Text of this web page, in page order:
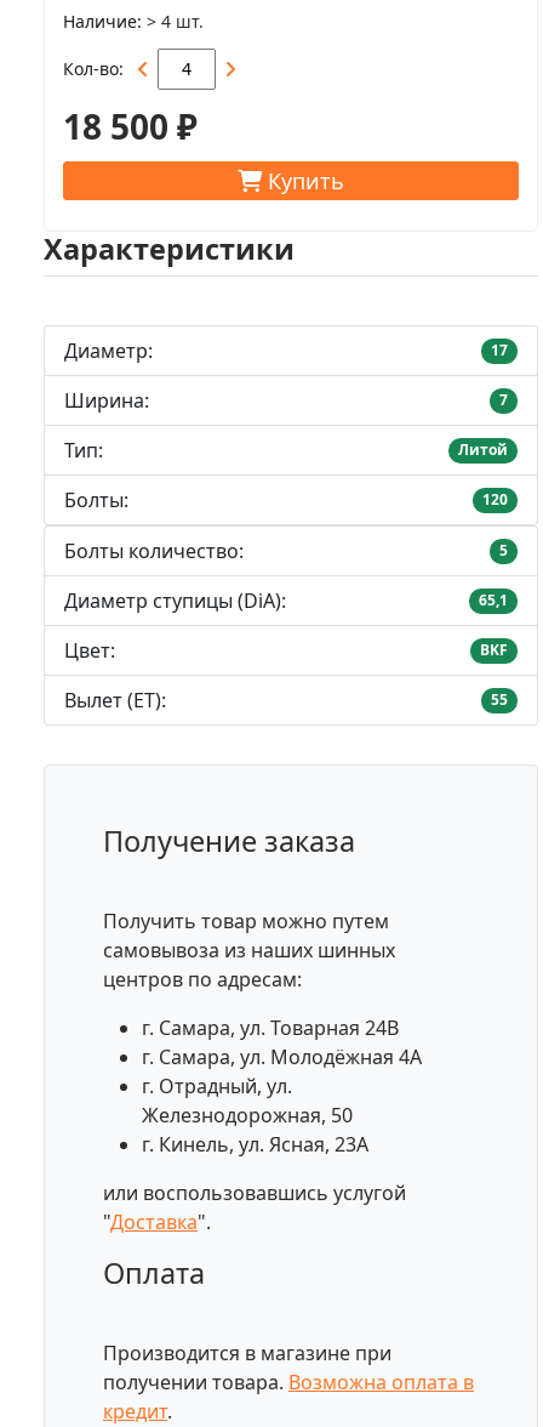
Наличие > 4 шт.
Кол-во
18 500 ₽
Купить
Характеристики
Диаметр: 17
Ширина: 7
Тип: Литой
Болты: 120
Болты количество: 5
Диаметр ступицы (DiA): 65,1
Цвет: BKF
Вылет (ET): 55
Получение заказа
Получить товар можно путем
самовывоза из наших шинных
центров по адресам:
г. Самара, ул. Товарная 24В
г. Самара, ул. Молодёжная 4А
г. Отрадный, ул.
Железнодорожная, 50
г. Кинель, ул. Ясная, 23А
или воспользовавшись услугой
"Доставка".
Оплата
Производится в магазине при
получении товара. Возможна оплата в
кредит.